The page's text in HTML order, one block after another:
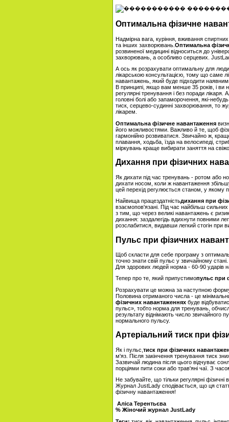
Оптимальна фізичне
Надмірна вага, куріння, вживання
та інших захворювань. Оптимальна
розвиненої медицині відноситься до
захворювань, а особливо серцевих.
А ось як розрахувати оптимальну для
лікарською консультацією, тому що саме
навантажень, який буде підходити
В принципі, якщо вам менше 35 років, і ви
регулярні тренування і без поради
головні болі або запаморочення, які-
тиск, серцево-судинні захворювання, то
лікарем.
Оптимальна фізичне навантаження
його можливостями. Важливо й те, щоб
гармонійно розвиватися. Звичайно ж,
плавання, ходьба, їзда на велосипеді,
міркувань краще вибирати заняття на
Дихання при фізичних
Як дихати під час тренувань - ротом або
дихати носом, коли ж навантаження
цей перехід регулюється станом, у якому
Найвища працездатністьдихання при
взаємопов'язані. Під час найбільш
з тим, що через великі навантажень є
дихання: заздалегідь вдихнути повними
розслабитися, видавши легкий стогін при
Пульс при фізичних
Щоб скласти для себе програму з
точно знати свій пульс у звичайному
Для здорових людей норма - 60-90 ударів
Тепер про те, який припустимопульс при
Розрахувати це можна за наступною
Половина отриманого числа - це
фізичних навантаженнях буде
пульс», тобто норма для тренувань,
результату віднімають число звичайного
нормального пульсу.
Артеріальний тиск при
Як і пульс, тиск при фізичних
м'яз. Після закінчення тренування тиск
Зазвичай людина після цього відчуває
порціями пити соки або трав'яні чаї. З
Не забувайте, що тільки регулярні фізичні
Журнал JustLady сподівається, що ця
фізичну навантаження!
Аліса Терентьєва
% Жіночий журнал JustLady